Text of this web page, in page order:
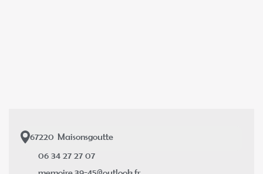
67220 Maisonsgoutte
06 34 27 27 07